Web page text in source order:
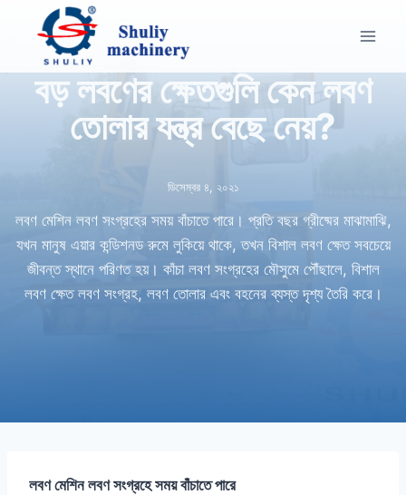
content
বড় লবণের ক্ষেতগুলি কেন লবণ
তোলার যন্ত্র বেছে নেয়?
ডিসেম্বর ৪, ২০২১
লবণ মেশিন লবণ সংগ্রহের সময় বাঁচাতে পারে। প্রতি বছর গ্রীষ্মের মাঝামাঝি,
যখন মানুষ এয়ার কন্ডিশনড রুমে লুকিয়ে থাকে, তখন বিশাল লবণ ক্ষেত সবচেয়ে
জীবন্ত স্থানে পরিণত হয়। কাঁচা লবণ সংগ্রহের মৌসুমে পৌঁছালে, বিশাল
লবণ ক্ষেত লবণ সংগ্রহ, লবণ তোলার এবং বহনের ব্যস্ত দৃশ্য তৈরি করে।
লবণ মেশিন লবণ সংগ্রহে সময় বাঁচাতে পারে